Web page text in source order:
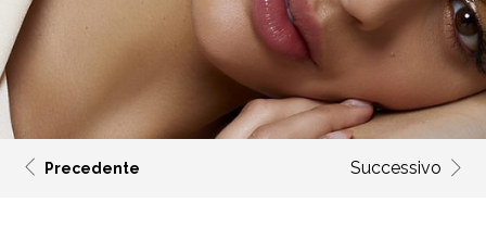
Precedente Successivo